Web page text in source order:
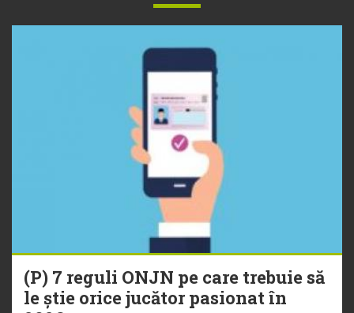
(P) 7 reguli ONJN pe care trebuie să
le știe orice jucător pasionat în